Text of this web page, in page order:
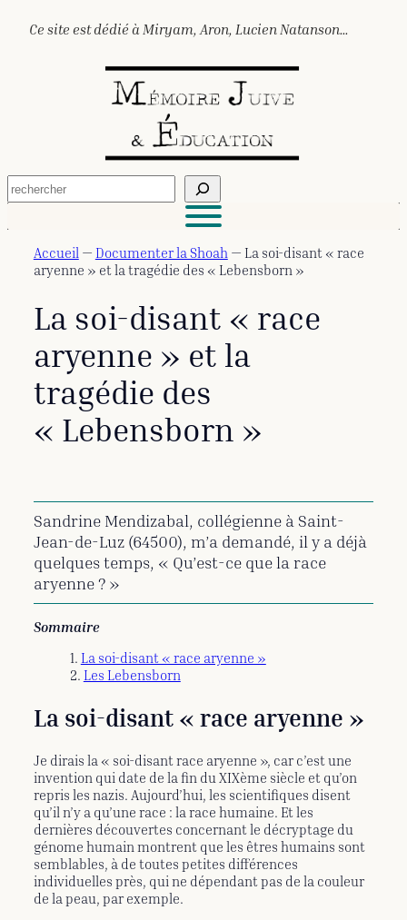
Ce site est dédié à Miryam, Aron, Lucien Natanson…
e
h
Accueil — Documenter la Shoah — La soi-disant « race
aryenne » et la tragédie des « Lebensborn »
La soi-disant « race
aryenne » et la
tragédie des
« Lebensborn »
Sandrine Mendizabal, collégienne à Saint-
Jean-de-Luz (64500), m’a demandé, il y a déjà
quelques temps, « Qu’est-ce que la race
aryenne ? »
Sommaire
La soi-disant « race aryenne »
Les Lebensborn
La soi-disant « race aryenne »
Je dirais la « soi-disant race aryenne », car c’est une
invention qui date de la fin du XIXème siècle et qu’on
repris les nazis. Aujourd’hui, les scientifiques disent
qu’il n’y a qu’une race : la race humaine. Et les
dernières découvertes concernant le décryptage du
génome humain montrent que les êtres humains sont
semblables, à de toutes petites différences
individuelles près, qui ne dépendant pas de la couleur
de la peau, par exemple.